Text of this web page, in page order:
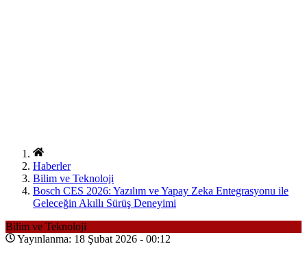
Haberler
Bilim ve Teknoloji
Bosch CES 2026: Yazılım ve Yapay Zeka Entegrasyonu ile
Geleceğin Akıllı Sürüş Deneyimi
Bilim ve Teknoloji
Yayınlanma: 18 Şubat 2026 - 00:12